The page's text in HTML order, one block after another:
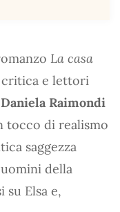
La casa
critica e lettori
Daniela Raimondi
tocco di realismo
saggezza
della
su Elsa e,